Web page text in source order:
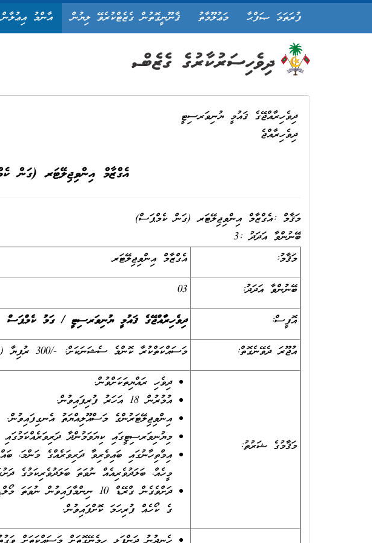
ފުރަތަމަ ޞަފްޙާ މަޢުލޫމާތު ޤާނޫނީގޮތުން ގެޒެޓްކުރެވޭ ލިޔުން އާންމު އިޢުލާން
ދިވެހިރާއްޖޭގެ ޤައުމީ ޔުނިވަރސިޓީ
ދިވެހިރާއްޖެ
އެގްޒާމް އިންވިޖިލޭޓަރ (ގަން
މަޤާމް :އެގްޒާމް އިންވިޖިލޭޓަރ (ގަން ކެމްޕަސް)
ބޭނުންވާ އަދަދު :3
މަޤާމު:
އެގްޒާމް އިންވިޖިލޭޓަރ
ބޭނުންވާ އަދަދު:
03
އޮފީސް:
ދިވެހިރާއްޖޭގެ ޤައުމީ ޔުނިވަރސިޓީ / ގަމު ކެމްޕަސް
އުޖޫރަ ދެވޭނެގޮތް:
މަސައްކަތްކުރާ ކޮންމެ ސެޝަނަކަށް: -/300 ރުފިޔާ (ތިންސަތޭކަ ރުފިޔާ)
މަޤާމުގެ ޝަރުތު:
ދިވެހި ރައްޔިތަކަށްވުން.
އުމުރުން 18 އަހަރު ފުރިފައިވުން.
އިންވިޖިލޭޓަރުންގެ މަސްއޫލިއްޔަތު އެނގިފައިވުން.
މިޔުނިވަރސިޓީގައި ކިޔަވަމުންދާ
އިމްތިހާނުގައި ބައިވެރިވާ ދަރިވަރެއްގެ މަންމަ،
މީހެއް، ބަލަދުވެރިއެއް ނުވަތަ ބަލަދުވެރިކަމުގެ
ގެ ކޯހެއް ފުރިހަމަ ކޮށްފައިވުން.